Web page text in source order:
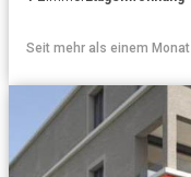
Seit mehr als einem Monat